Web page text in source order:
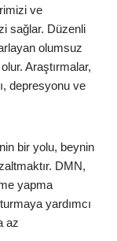
ve
sağlar. Düzenli
olumsuz
Araştırmalar,
depresyonu ve
bir yolu, beynin
DMN,
yapma
yardımcı
az